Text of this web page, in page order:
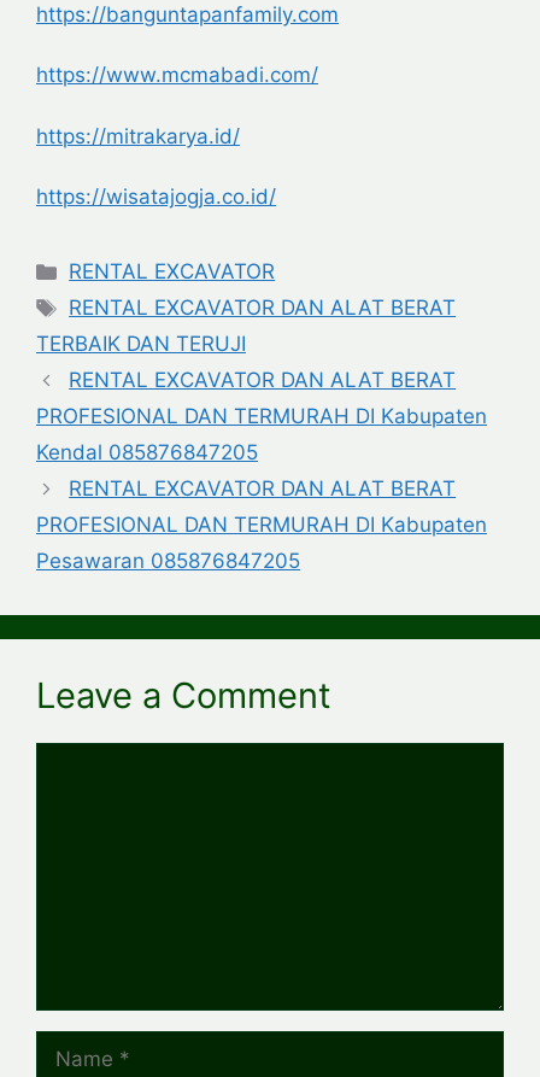
https://banguntapanfamily.com
https://www.mcmabadi.com/
https://mitrakarya.id/
https://wisatajogja.co.id/
Categories
RENTAL EXCAVATOR
Tags
RENTAL EXCAVATOR DAN ALAT BERAT
TERBAIK DAN TERUJI
RENTAL EXCAVATOR DAN ALAT BERAT
PROFESIONAL DAN TERMURAH DI Kabupaten
Kendal 085876847205
RENTAL EXCAVATOR DAN ALAT BERAT
PROFESIONAL DAN TERMURAH DI Kabupaten
Pesawaran 085876847205
Leave a Comment
Name